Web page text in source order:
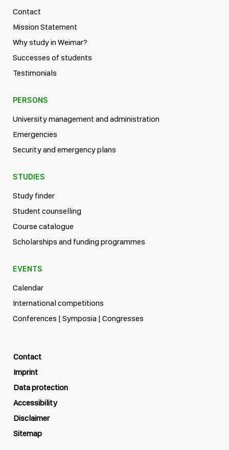
Contact
Mission Statement
Why study in Weimar?
Successes of students
Testimonials
PERSONS
University management and administration
Emergencies
Security and emergency plans
STUDIES
Study finder
Student counselling
Course catalogue
Scholarships and funding programmes
EVENTS
Calendar
International competitions
Conferences | Symposia | Congresses
Contact
Imprint
Data protection
Accessibility
Disclaimer
Sitemap